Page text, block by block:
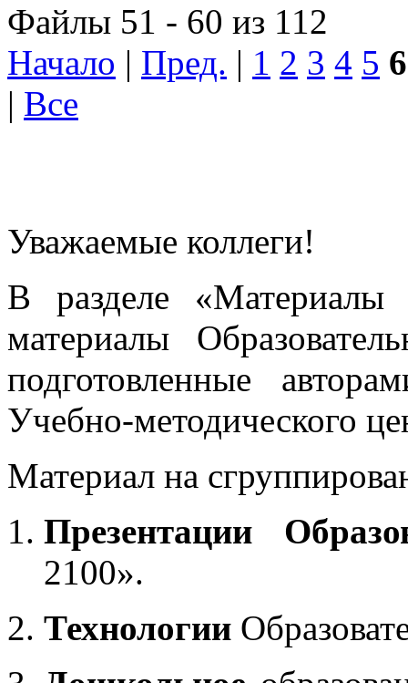
Файлы 51 - 60 из 112
Начало | Пред. | 1 2 3 4 5 6
| Все
Уважаемые коллеги!
В разделе «Материалы
материалы
подготовленные
Учебно-методического
Материал на
Презентации
2100».
Технологии